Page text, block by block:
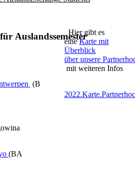
Auslandssemester
(B
(BA
Hier gibt es
eineKarte mit
Überblick
über unsere
mit weiteren Infos